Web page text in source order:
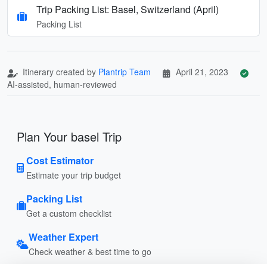
Trip Packing List: Basel, Switzerland (April)
Packing List
Itinerary created by Plantrip Team
April 21, 2023
AI-assisted, human-reviewed
Plan Your basel Trip
Cost Estimator
Estimate your trip budget
Packing List
Get a custom checklist
Weather Expert
Check weather & best time to go